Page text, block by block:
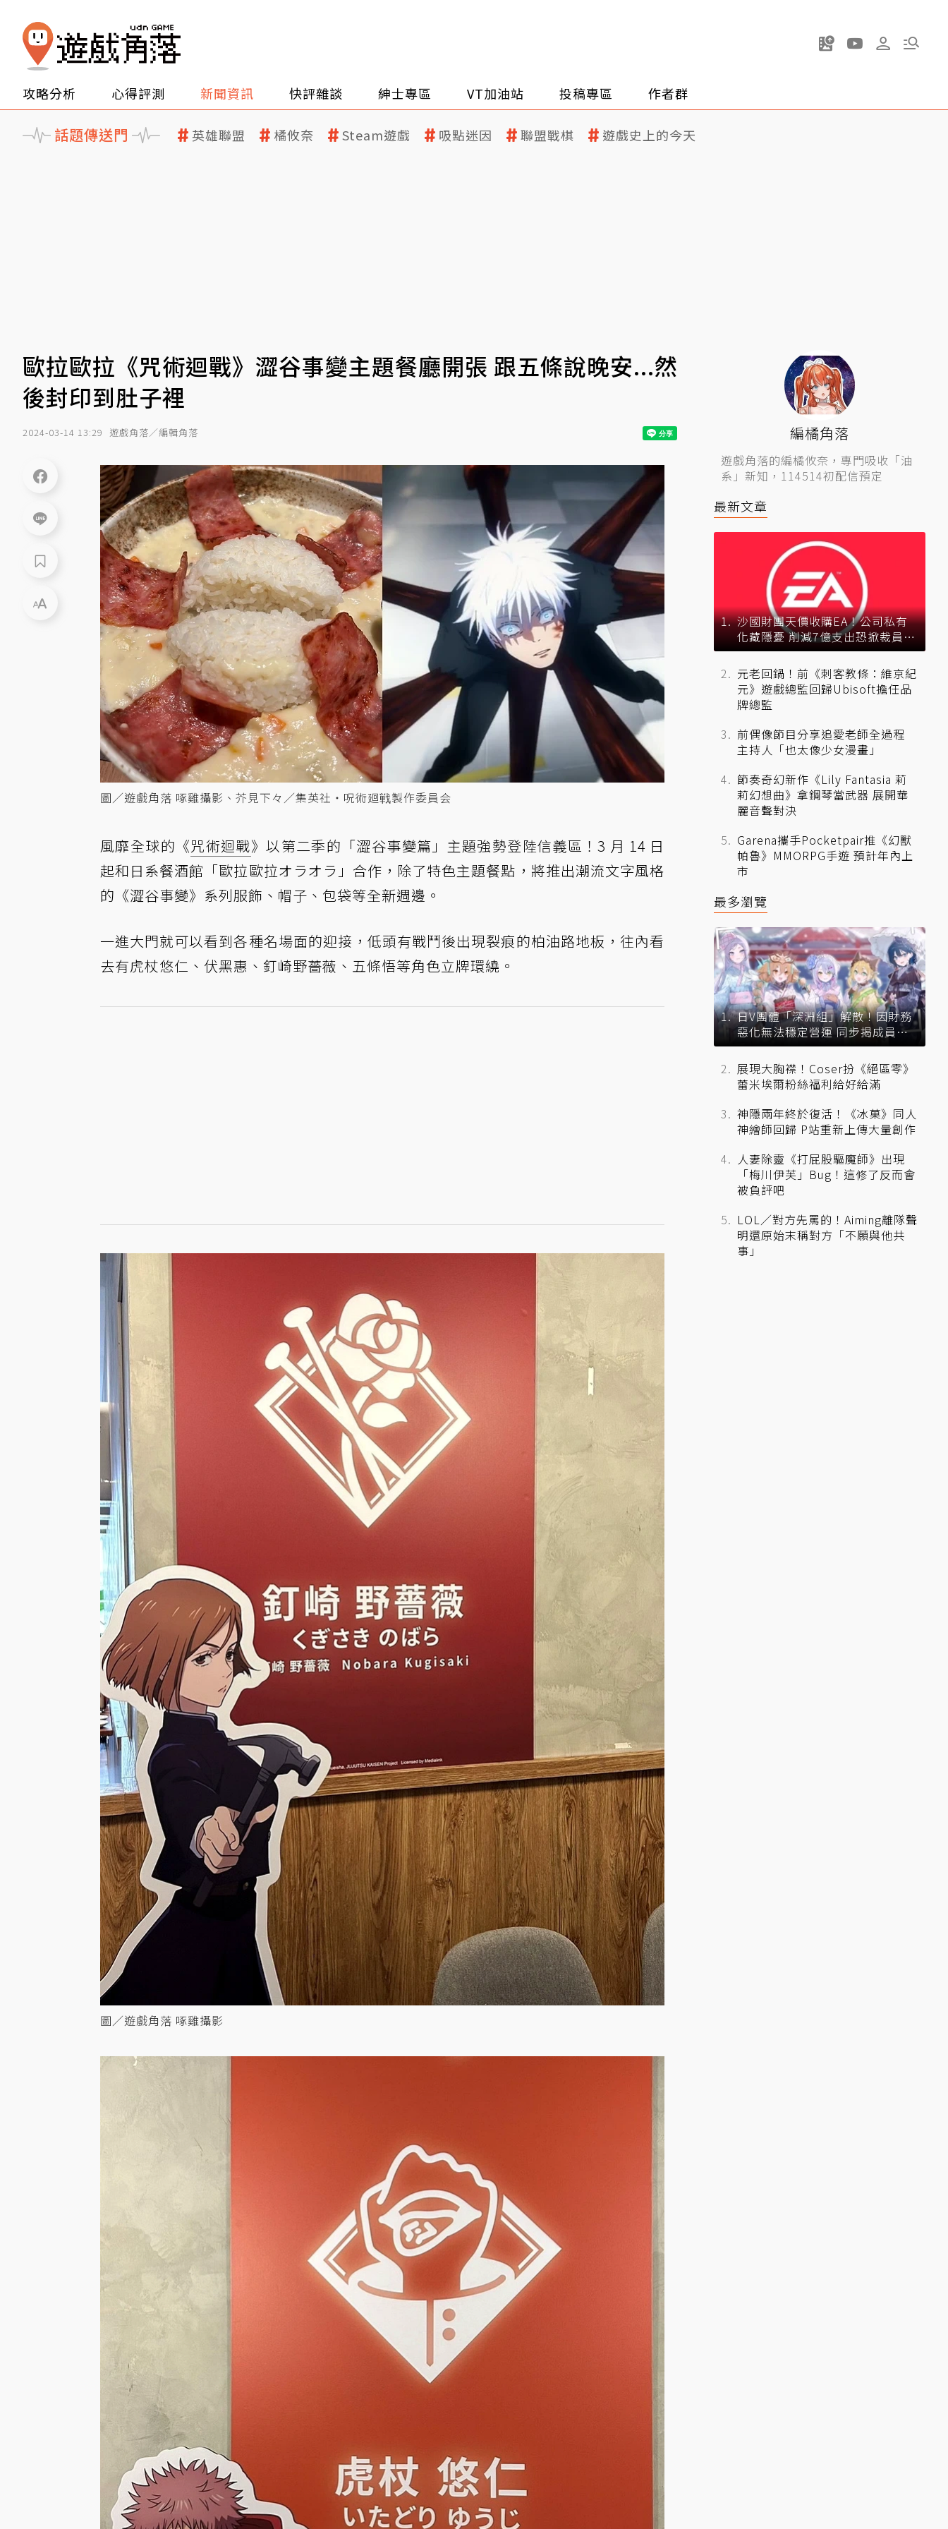
攻略分析 心得評測 新聞資訊 快評雜談 紳士專區 VT加油站 投稿專區 作者群
話題傳送門 英雄聯盟 橘攸奈 Steam遊戲 吸點迷因 聯盟戰棋 遊戲史上的今天
歐拉歐拉《咒術迴戰》澀谷事變主題餐廳開張 跟五條說晚安...然
後封印到肚子裡
2024-03-14 13:29 遊戲角落／編輯角落
圖／遊戲角落 啄雞攝影、芥見下々／集英社・呪術廻戦製作委員会
風靡全球的《咒術迴戰》以第二季的「澀谷事變篇」主題強勢登陸信義區！3 月 14 日
起和日系餐酒館「歐拉歐拉オラオラ」合作，除了特色主題餐點，將推出潮流文字風格
的《澀谷事變》系列服飾、帽子、包袋等全新週邊。
一進大門就可以看到各種名場面的迎接，低頭有戰鬥後出現裂痕的柏油路地板，往內看
去有虎杖悠仁、伏黑惠、釘崎野薔薇、五條悟等角色立牌環繞。
圖／遊戲角落 啄雞攝影
編橘角落
遊戲角落的編橘攸奈，專門吸收「油
系」新知，114514初配信預定
最新文章
沙國財團天價收購EA！公司私有
化藏隱憂 削減7億支出恐掀裁員風
暴？
元老回鍋！前《刺客教條：維京紀
元》遊戲總監回歸Ubisoft擔任品
牌總監
前偶像節目分享追愛老師全過程
主持人「也太像少女漫畫」
節奏奇幻新作《Lily Fantasia 莉
莉幻想曲》拿鋼琴當武器 展開華
麗音聲對決
Garena攜手Pocketpair推《幻獸
帕魯》MMORPG手遊 預計年內上
市
最多瀏覽
日V團體「深淵組」解散！因財務
惡化無法穩定營運 同步揭成員未
來去向
展現大胸襟！Coser扮《絕區零》
蕾米埃爾粉絲福利給好給滿
神隱兩年終於復活！《冰菓》同人
神繪師回歸 P站重新上傳大量創作
人妻除靈《打屁股驅魔師》出現
「梅川伊芙」Bug！這修了反而會
被負評吧
LOL／對方先罵的！Aiming離隊聲
明還原始末稱對方「不願與他共
事」